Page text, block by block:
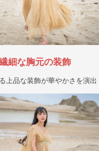
細な胸元の装飾
上品な装飾が華やかさを演出